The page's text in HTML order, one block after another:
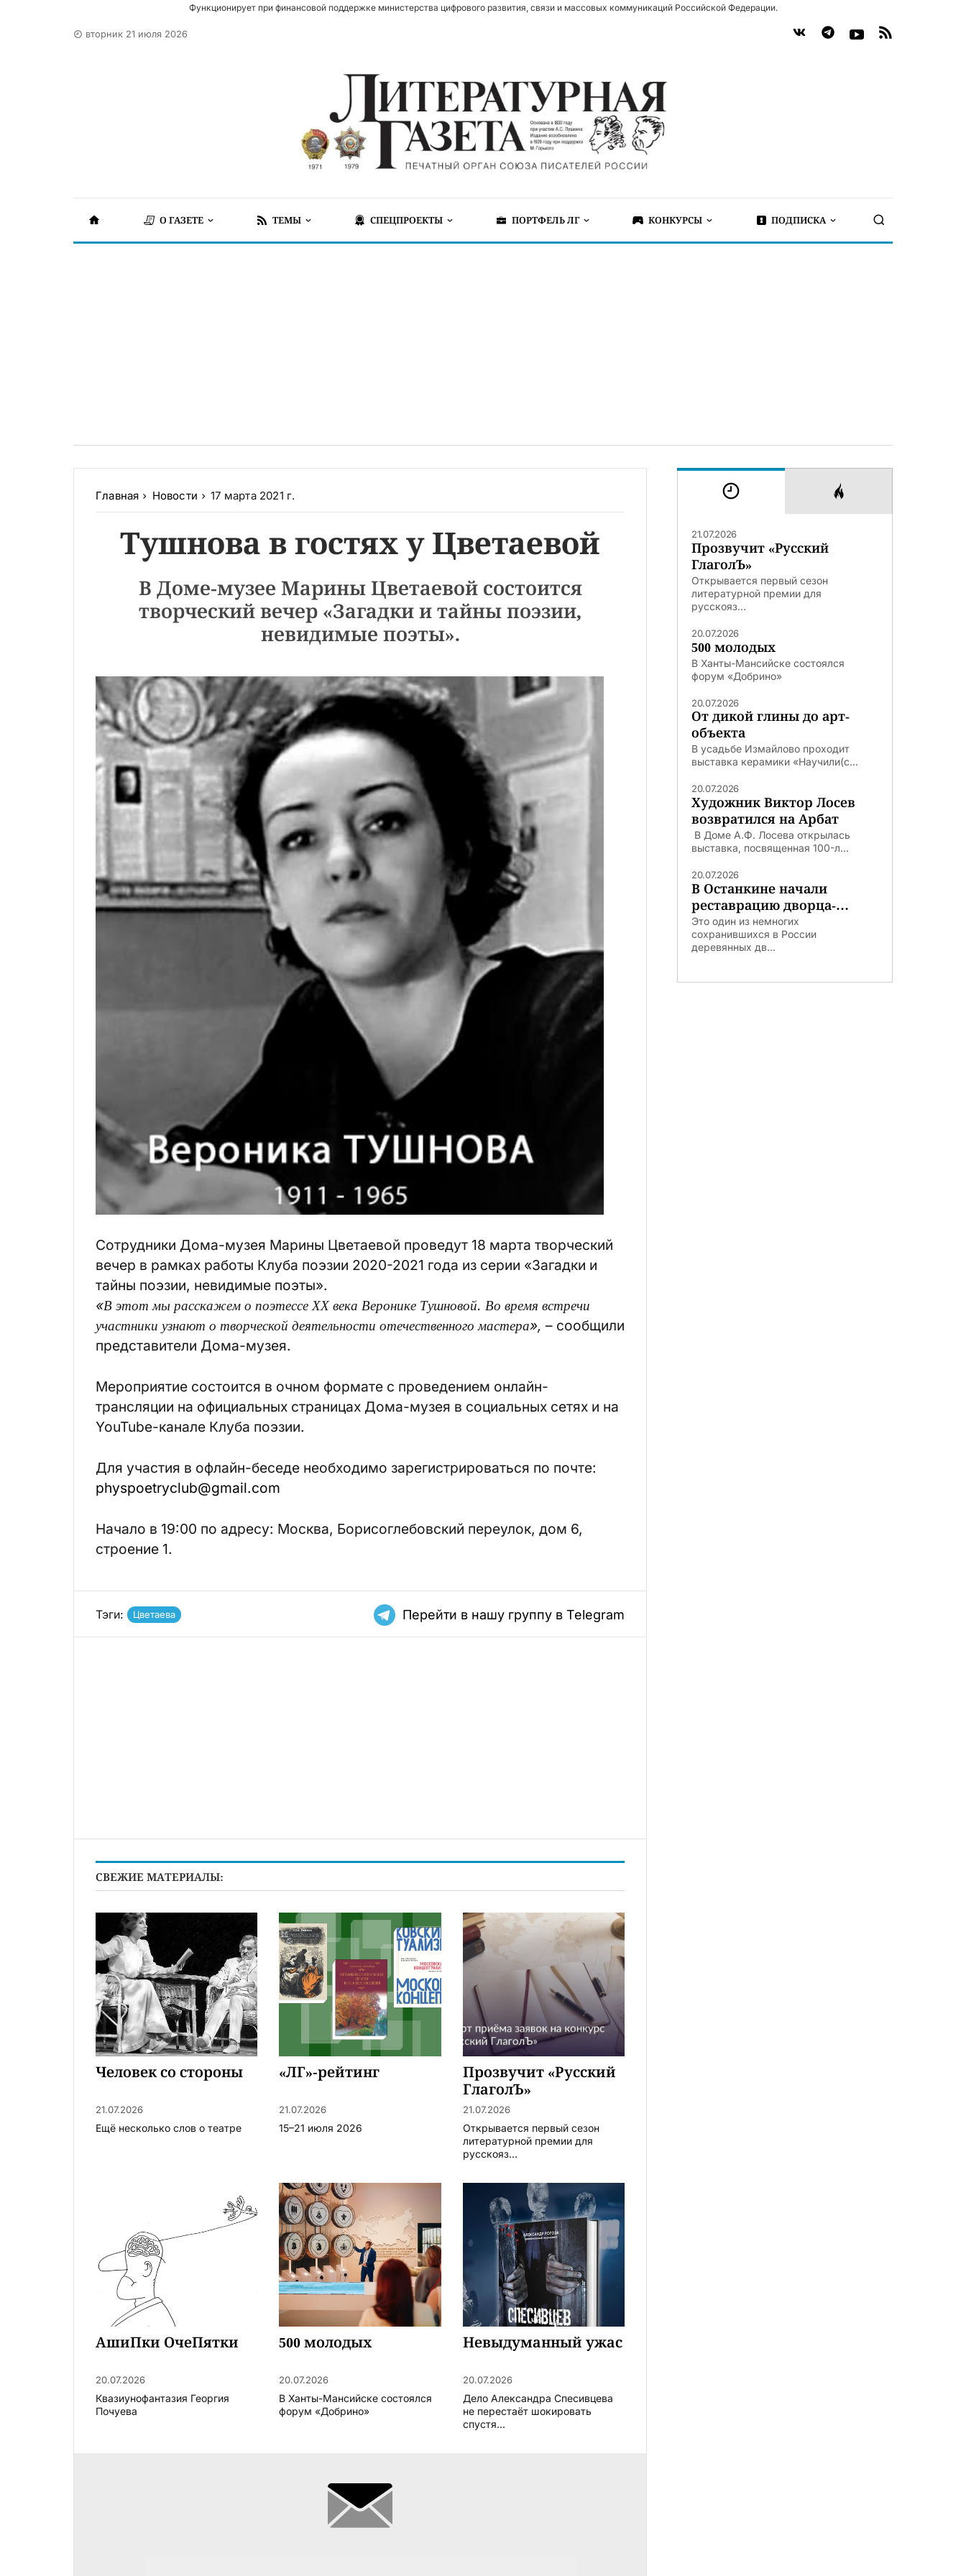
Функционирует при финансовой поддержке министерства цифрового развития, связи и массовых коммуникаций Российской Федерации.
вторник 21 июля 2026
О ГАЗЕТЕ ТЕМЫ СПЕЦПРОЕКТЫ ПОРТФЕЛЬ ЛГ КОНКУРСЫ ПОДПИСКА
Главная Новости 17 марта 2021 г.
Тушнова в гостях у Цветаевой
В Доме-музее Марины Цветаевой состоится
творческий вечер «Загадки и тайны поэзии,
невидимые поэты».
Сотрудники Дома-музея Марины Цветаевой проведут 18 марта творческий
вечер в рамках работы Клуба поэзии 2020-2021 года из серии «Загадки и
тайны поэзии, невидимые поэты».
«В этот мы расскажем о поэтессе ХХ века Веронике Тушновой. Во время встречи
участники узнают о творческой деятельности отечественного мастера», – сообщили
представители Дома-музея.
Мероприятие состоится в очном формате с проведением онлайн-
трансляции на официальных страницах Дома-музея в социальных сетях и на
YouTube-канале Клуба поэзии.
Для участия в офлайн-беседе необходимо зарегистрироваться по почте:
physpoetryclub@gmail.com
Начало в 19:00 по адресу: Москва, Борисоглебовский переулок, дом 6,
строение 1.
Тэги: Цветаева Перейти в нашу группу в Telegram
СВЕЖИЕ МАТЕРИАЛЫ:
Человек со стороны
21.07.2026
Ещё несколько слов о театре
«ЛГ»-рейтинг
21.07.2026
15–21 июля 2026
Прозвучит «Русский
ГлаголЪ»
21.07.2026
Открывается первый сезон
литературной премии для
русскояз...
АшиПки ОчеПятки
20.07.2026
Квазиунофантазия Георгия
Почуева
500 молодых
20.07.2026
В Ханты-Мансийске состоялся
форум «Добрино»
Невыдуманный ужас
20.07.2026
Дело Александра Спесивцева
не перестаёт шокировать
спустя...
21.07.2026
Прозвучит «Русский
ГлаголЪ»
Открывается первый сезон
литературной премии для
русскояз...
20.07.2026
500 молодых
В Ханты-Мансийске состоялся
форум «Добрино»
20.07.2026
От дикой глины до арт-
объекта
В усадьбе Измайлово проходит
выставка керамики «Научили(с...
20.07.2026
Художник Виктор Лосев
возвратился на Арбат
В Доме А.Ф. Лосева открылась
выставка, посвященная 100-л...
20.07.2026
В Останкине начали
реставрацию дворца-
театра
Это один из немногих
сохранившихся в России
деревянных дв...